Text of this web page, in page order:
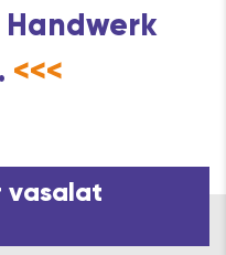
<<<
vasalat